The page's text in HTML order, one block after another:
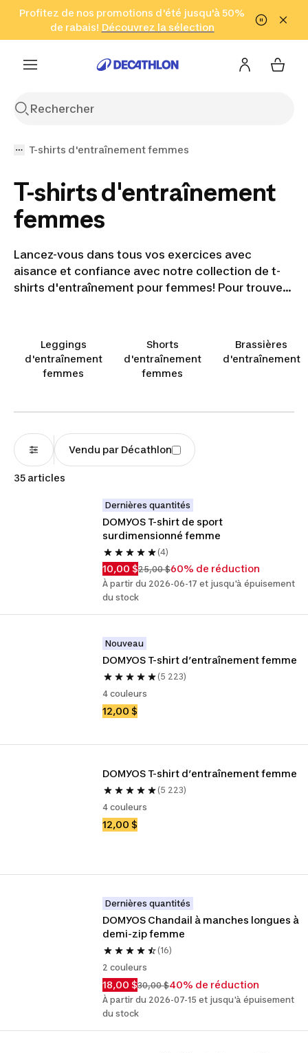
Aller à la recherche Aller au contenu Aller au pied de
Profitez de nos promotions d'été jusqu'à 50%
de rabais! Découvrez la sélection
Cliquez ici
en seulement 2 h!
(Zones sélectionnées)
T-shirts d'entraînement femmes
T-shirts d'entraînement
femmes
Lancez-vous dans tous vos exercices avec
aisance et confiance avec notre collection de t-
shirts d'entraînement pour femmes! Pour trouver
l’élan nécessaire, notre gamme de hauts
d’entrainement est conçue pour donner le
meilleur de vous-même en tout temps.
Leggings
d'entraînement
femmes
Shorts
d'entraînement
femmes
Brassières
d'entraînement
Vendu par Décathlon
35 articles
Dernières quantités
DOMYOS T-shirt de sport
surdimensionné femme
(4)
10,00 $25,00 $60% de réduction
À partir du 2026-06-17 et jusqu'à épuisement
du stock
Nouveau
DOMYOS T-shirt d’entraînement femme
(5 223)
4 couleurs
12,00 $
DOMYOS T-shirt d’entraînement femme
(5 223)
4 couleurs
12,00 $
Dernières quantités
DOMYOS Chandail à manches longues à
demi-zip femme
(16)
2 couleurs
18,00 $30,00 $40% de réduction
À partir du 2026-07-15 et jusqu'à épuisement
du stock